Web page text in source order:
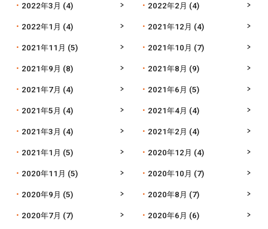
2022年3月 (4) 2022年2月 (4)
2022年1月 (4) 2021年12月 (4)
2021年11月 (5) 2021年10月 (7)
2021年9月 (8) 2021年8月 (9)
2021年7月 (4) 2021年6月 (5)
2021年5月 (4) 2021年4月 (4)
2021年3月 (4) 2021年2月 (4)
2021年1月 (5) 2020年12月 (4)
2020年11月 (5) 2020年10月 (7)
2020年9月 (5) 2020年8月 (7)
2020年7月 (7) 2020年6月 (6)